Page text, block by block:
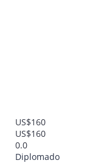
US$160
US$160
0.0
Diplomado